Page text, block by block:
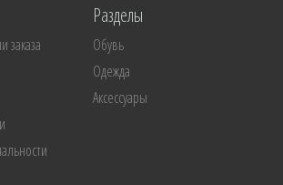
Разделы
Обувь
Одежда
Аксессуары